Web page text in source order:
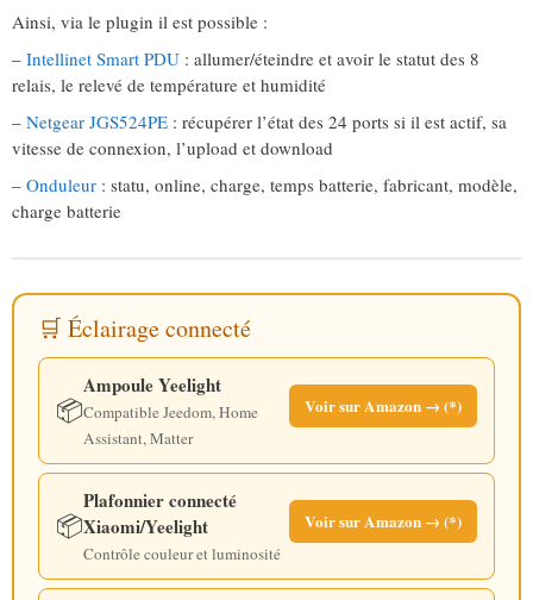
Ainsi, via le plugin il est possible :
– Intellinet Smart PDU : allumer/éteindre et avoir le statut des 8
relais, le relevé de température et humidité
– Netgear JGS524PE : récupérer l’état des 24 ports si il est actif, sa
vitesse de connexion, l’upload et download
– Onduleur : statu, online, charge, temps batterie, fabricant, modèle,
charge batterie
🛒 Éclairage connecté
📦
Ampoule Yeelight
Compatible Jeedom, Home
Assistant, Matter
Voir sur Amazon → (*)
📦
Plafonnier connecté
Xiaomi/Yeelight
Contrôle couleur et luminosité
Voir sur Amazon → (*)